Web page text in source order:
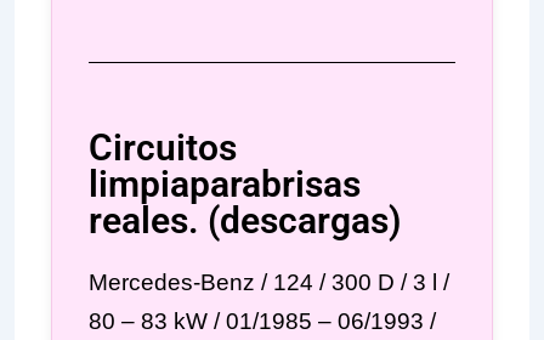
Circuitos
limpiaparabrisas
reales. (descargas)
Mercedes-Benz / 124 / 300 D / 3 l /
80 – 83 kW / 01/1985 – 06/1993 /